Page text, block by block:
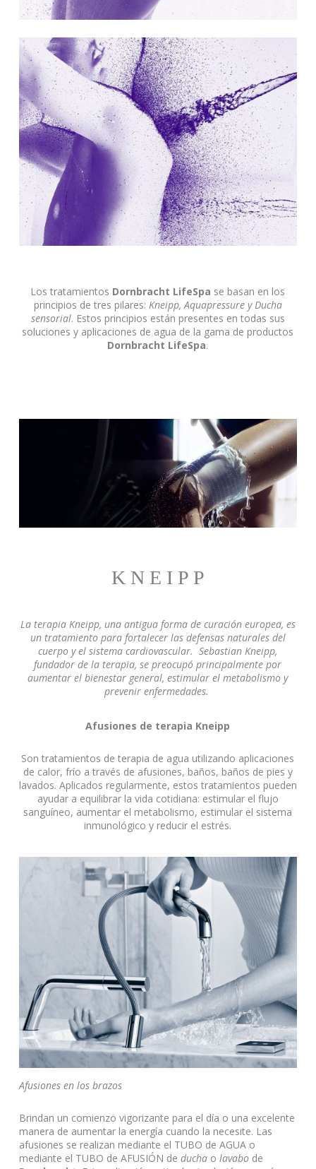
Los tratamientos Dornbracht LifeSpa se basan en los
principios de tres pilares: Kneipp, Aquapressure y Ducha
sensorial. Estos principios están presentes en todas sus
soluciones y aplicaciones de agua de la gama de productos
Dornbracht LifeSpa.
K N E I P P
La terapia Kneipp, una antigua forma de curación europea, es
un tratamiento para fortalecer las defensas naturales del
cuerpo y el sistema cardiovascular.Sebastian Kneipp,
fundador de la terapia, se preocupó principalmente por
aumentar el bienestar general, estimular el metabolismo y
prevenir enfermedades.
Afusiones de terapia Kneipp
Son tratamientos de terapia de agua utilizando aplicaciones
de calor, frío a través de afusiones, baños, baños de pies y
lavados. Aplicados regularmente, estos tratamientos pueden
ayudar a equilibrar la vida cotidiana: estimular el flujo
sanguíneo, aumentar el metabolismo, estimular el sistema
inmunológico y reducir el estrés.
Afusiones en los brazos
Brindan un comienzo vigorizante para el día o una excelente
manera de aumentar la energía cuando la necesite. Las
afusiones se realizan mediante el TUBO de AGUA o
mediante el TUBO de AFUSIÓN de duchao lavabo de